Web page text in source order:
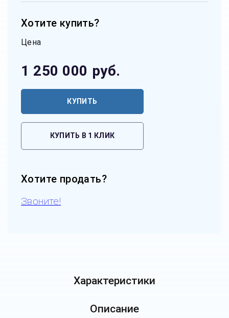
Хотите купить?
Цена
1 250 000 руб.
КУПИТЬ
КУПИТЬ В 1 КЛИК
Хотите продать?
Звоните!
Характеристики
Описание